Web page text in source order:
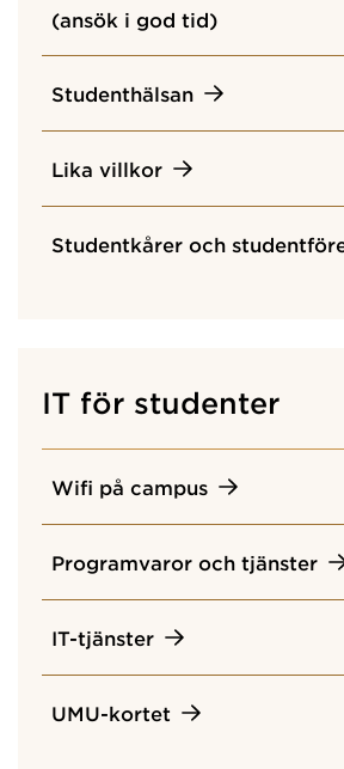
(ansök i god tid)
Studenthälsan
Lika villkor
Studentkårer och
IT för studenter
Wifi på campus
Programvaror och tjänster
IT-tjänster
UMU-kortet